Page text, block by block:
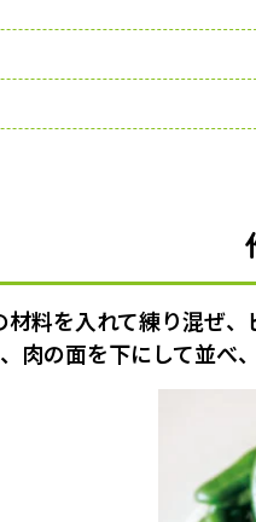
材料を入れて練り混ぜ
肉の面を下にして並べ